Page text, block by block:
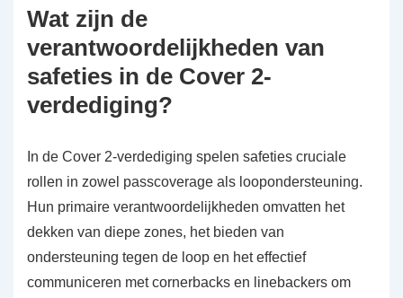
Wat zijn de
verantwoordelijkheden van
safeties in de Cover 2-
verdediging?
In de Cover 2-verdediging spelen safeties cruciale
rollen in zowel passcoverage als loopondersteuning.
Hun primaire verantwoordelijkheden omvatten het
dekken van diepe zones, het bieden van
ondersteuning tegen de loop en het effectief
communiceren met cornerbacks en linebackers om